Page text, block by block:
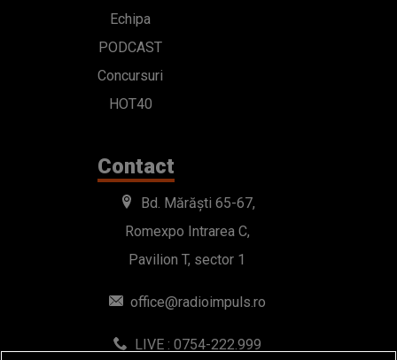
Echipa
PODCAST
Concursuri
HOT40
Contact
Bd. Mărăști 65-67,
Romexpo Intrarea C,
Pavilion T, sector 1
office@radioimpuls.ro
LIVE : 0754-222.999